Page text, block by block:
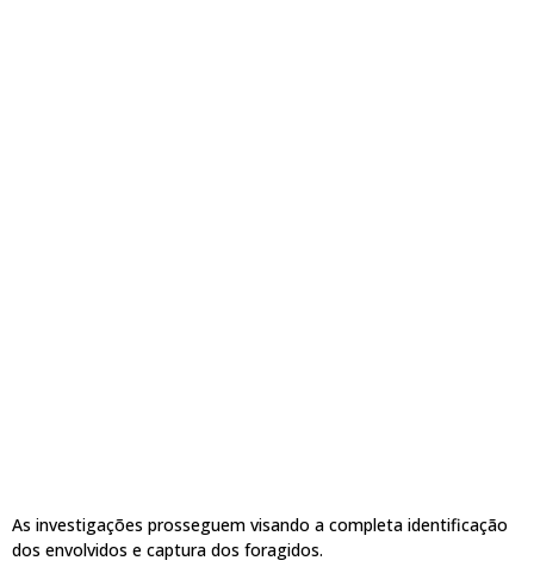
As investigações prosseguem visando a completa identificação
dos envolvidos e captura dos foragidos.